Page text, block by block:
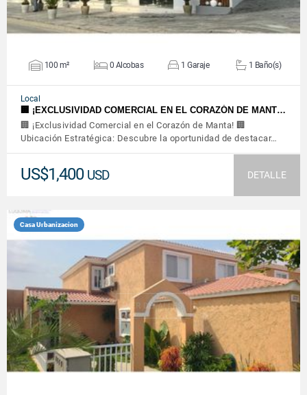
100 m² 0 Alcobas 1 Garaje 1 Baño(s)
Local
🏢 ¡EXCLUSIVIDAD COMERCIAL EN EL CORAZÓN DE MANT…
🏢 ¡Exclusividad Comercial en el Corazón de Manta! 🏢
Ubicación Estratégica: Descubre la oportunidad de destacar…
US$1,400 USD DETALLE
Casa Urbanizacion
VER DETALLES